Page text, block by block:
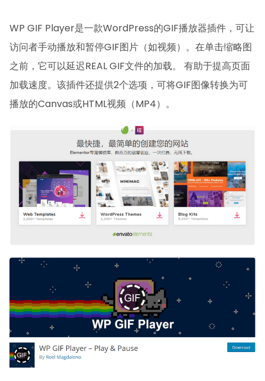
WP GIF Player是一款WordPress的GIF播放器插件，可让
访问者手动播放和暂停GIF图片（如视频）。在单击缩略图
之前，它可以延迟REAL GIF文件的加载。 有助于提高页面
加载速度。该插件还提供2个选项，可将GIF图像转换为可
播放的Canvas或HTML视频（MP4）。